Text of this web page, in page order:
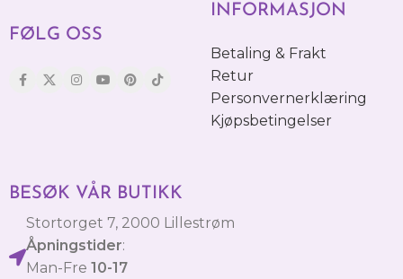
FØLG OSS
INFORMASJON
Betaling & Frakt
Retur
Personvernerklæring
Kjøpsbetingelser
BESØK VÅR BUTIKK
Stortorget 7, 2000 Lillestrøm
Åpningstider:
Man-Fre 10-17